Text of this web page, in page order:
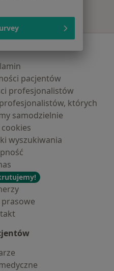
pacjentów
profesjonalistów
których
samodzielnie
wyszukiwania